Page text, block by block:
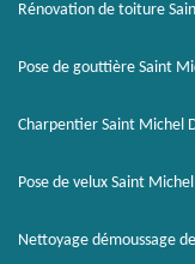
Rénovation de toiture
Pose de gouttière Saint
Charpentier Saint Michel
Pose de velux Saint
Nettoyage démoussage